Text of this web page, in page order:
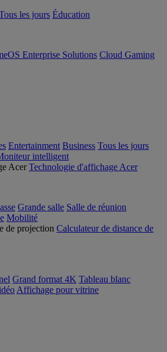
les jours Éducation
Enterprise Solutions Cloud Gaming
Entertainment Business Tous les jours
intelligent
Technologie d'affichage Acer
Grande salle Salle de réunion
Mobilité
Calculateur de distance de
Grand format 4K Tableau blanc
Affichage pour vitrine